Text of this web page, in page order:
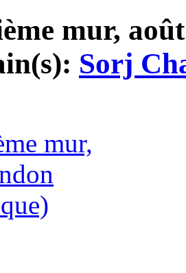
mur,
Sorj